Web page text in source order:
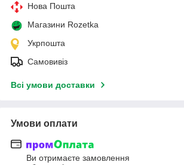
Нова Пошта
Магазини Rozetka
Укрпошта
Самовивіз
Всі умови доставки
Умови оплати
Ви отримаєте замовлення